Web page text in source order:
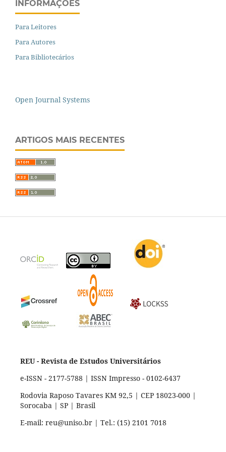
INFORMAÇÕES
Para Leitores
Para Autores
Para Bibliotecários
Open Journal Systems
ARTIGOS MAIS RECENTES
REU - Revista de Estudos Universitários
e-ISSN - 2177-5788 | ISSN Impresso - 0102-6437
Rodovia Raposo Tavares KM 92,5 | CEP 18023-000 |
Sorocaba | SP | Brasil
E-mail: reu@uniso.br | Tel.: (15) 2101 7018